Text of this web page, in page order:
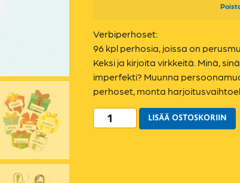
Verbiperhoset:
96 kpl perhosia, joissa on
Keksi ja kirjoita virkkeitä. Minä,
imperfekti? Muunna
perhoset, monta
LISÄÄ OSTOSKORIIN